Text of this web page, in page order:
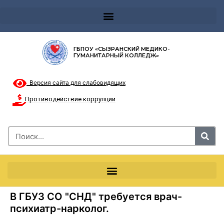
ГБПОУ «СЫЗРАНСКИЙ МЕДИКО-
ГУМАНИТАРНЫЙ КОЛЛЕДЖ»
Версия сайта для слабовидящих
Противодействие коррупции
В ГБУЗ СО "СНД" требуется врач-
психиатр-нарколог.